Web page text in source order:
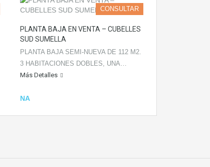
CONSULTAR
PLANTA BAJA EN VENTA – CUBELLES
SUD SUMELLA
PLANTA BAJA SEMI-NUEVA DE 112 M2.
3 HABITACIONES DOBLES, UNA…
Más Detalles
NA